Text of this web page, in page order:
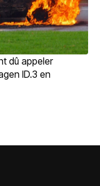
dû appeler
ID.3 en